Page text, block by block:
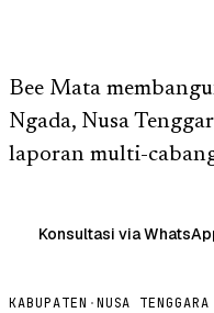
Bee Mata
Ngada, Nusa
laporan multi-
Konsultasi via
KABUPATEN ·NUSA